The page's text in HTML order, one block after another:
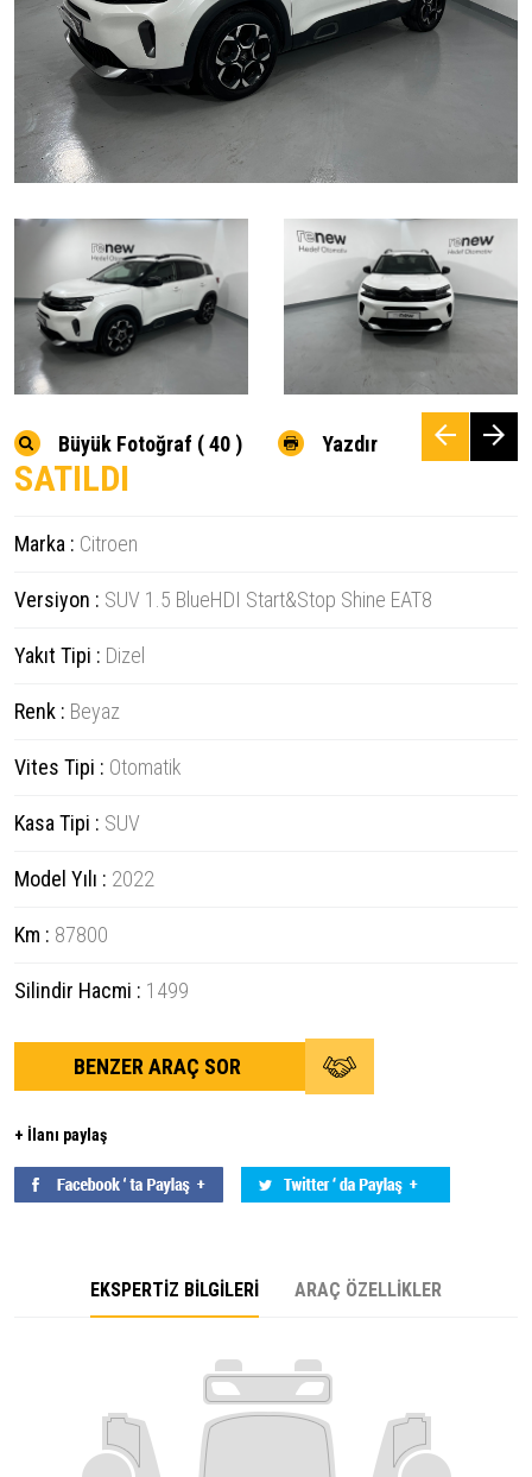
Büyük Fotoğraf ( 40 ) Yazdır
SATILDI
Marka : Citroen
Versiyon : SUV 1.5 BlueHDI Start&Stop Shine EAT8
Yakıt Tipi : Dizel
Renk : Beyaz
Vites Tipi : Otomatik
Kasa Tipi : SUV
Model Yılı : 2022
Km : 87800
Silindir Hacmi : 1499
BENZER ARAÇ SOR
+ İlanı paylaş
EKSPERTİZ BİLGİLERİ ARAÇ ÖZELLİKLER